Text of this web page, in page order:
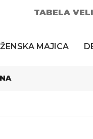
TABELA
ŽENSKA MAJICA